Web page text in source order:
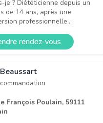
je ? Diététicienne depuis un
de 14 ans, après une
professionnelle...
rendez-vous
François Poulain, 59111